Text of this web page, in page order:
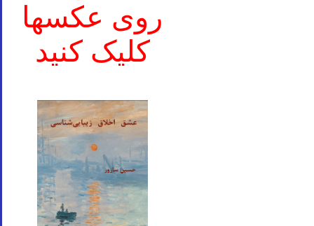
روی عکسها
کلیک کنید